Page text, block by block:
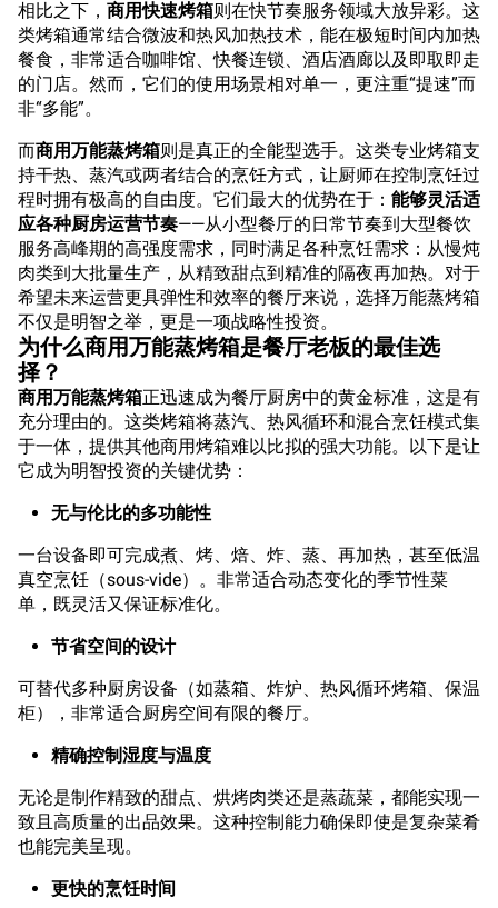
相比之下， 商用快速烤箱则在快节奏服务领域大放异彩。这
类烤箱通常结合微波和热风加热技术，能在极短时间内加热
餐食，非常适合咖啡馆、快餐连锁、酒店酒廊以及即取即走
的门店。然而，它们的使用场景相对单一，更注重“提速”而
非“多能”。
而商用万能蒸烤箱则是真正的全能型选手。这类专业烤箱支
持干热、蒸汽或两者结合的烹饪方式，让厨师在控制烹饪过
程时拥有极高的自由度。它们最大的优势在于： 能够灵活适
应各种厨房运营节奏——从小型餐厅的日常节奏到大型餐饮
服务高峰期的高强度需求，同时满足各种烹饪需求：从慢炖
肉类到大批量生产，从精致甜点到精准的隔夜再加热。对于
希望未来运营更具弹性和效率的餐厅来说，选择万能蒸烤箱
不仅是明智之举，更是一项战略性投资。
为什么商用万能蒸烤箱是餐厅老板的最佳选
择？
商用万能蒸烤箱正迅速成为餐厅厨房中的黄金标准，这是有
充分理由的。这类烤箱将蒸汽、热风循环和混合烹饪模式集
于一体，提供其他商用烤箱难以比拟的强大功能。以下是让
它成为明智投资的关键优势：
无与伦比的多功能性
一台设备即可完成煮、烤、焙、炸、蒸、再加热，甚至低温
真空烹饪（sous-vide）。非常适合动态变化的季节性菜
单，既灵活又保证标准化。
节省空间的设计
可替代多种厨房设备（如蒸箱、炸炉、热风循环烤箱、保温
柜），非常适合厨房空间有限的餐厅。
精确控制湿度与温度
无论是制作精致的甜点、烘烤肉类还是蒸蔬菜，都能实现一
致且高质量的出品效果。这种控制能力确保即使是复杂菜肴
也能完美呈现。
更快的烹饪时间